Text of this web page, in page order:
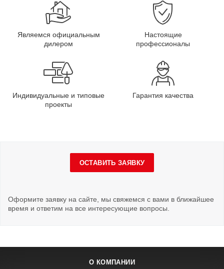
Являемся официальным
дилером
Настоящие
профессионалы
Индивидуальные и типовые
проекты
Гарантия качества
ОСТАВИТЬ ЗАЯВКУ
Оформите заявку на сайте, мы свяжемся с вами в ближайшее
время и ответим на все интересующие вопросы.
О КОМПАНИИ